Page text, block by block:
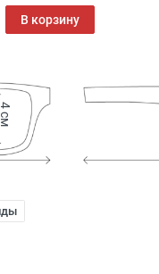
В корзину
4 см